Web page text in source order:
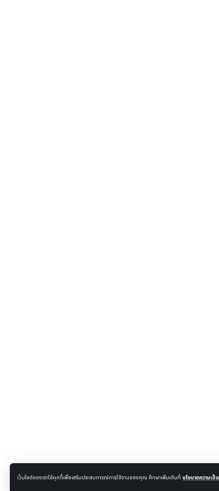
เว็บไซต์ของเราใช้คุกกี้เพื่อเสริมประสบการณ์การใช้งานของคุณ ศึกษาเพิ่มเติมที่ นโยบายความเป็